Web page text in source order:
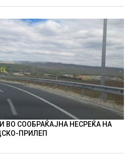
ВО СООБРАЌАЈНА НЕСРЕЌА НА
ПРИЛЕП